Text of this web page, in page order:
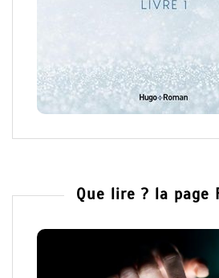
Que lire ? la page